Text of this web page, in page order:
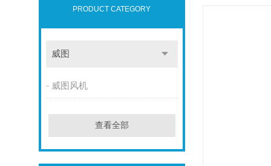
PRODUCT CATEGORY
威图
威图风机
查看全部